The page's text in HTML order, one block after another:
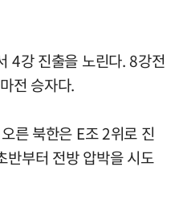
4강 진출을 노린다. 8강전
전 승자다.
른 북한은 E조 2위로 진
반부터 전방 압박을 시도